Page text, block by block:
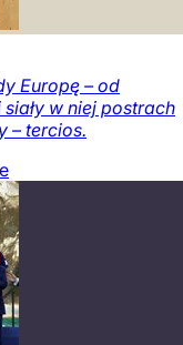
Europę – od
w niej postrach
– tercios.